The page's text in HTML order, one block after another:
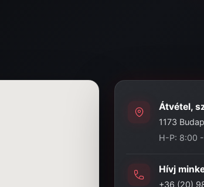
Átvétel,
1173
H-P: 8:00
Hívj
+36 (20)